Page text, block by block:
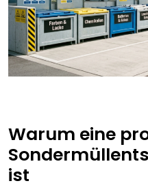
Warum eine
ist